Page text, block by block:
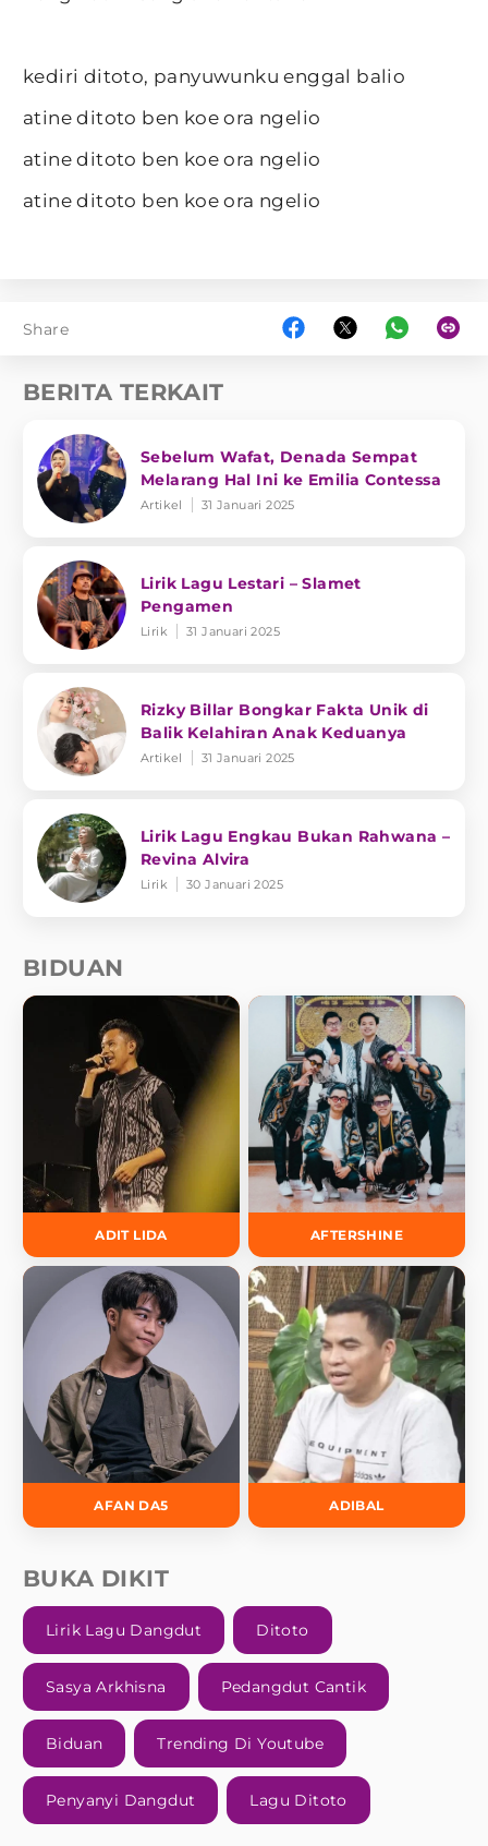
kediri ditoto, panyuwunku enggal balio
atine ditoto ben koe ora ngelio
atine ditoto ben koe ora ngelio
atine ditoto ben koe ora ngelio
Share
BERITA TERKAIT
Sebelum Wafat, Denada Sempat
Melarang Hal Ini ke Emilia Contessa
Artikel 31 Januari 2025
Lirik Lagu Lestari – Slamet
Pengamen
Lirik 31 Januari 2025
Rizky Billar Bongkar Fakta Unik di
Balik Kelahiran Anak Keduanya
Artikel 31 Januari 2025
Lirik Lagu Engkau Bukan Rahwana –
Revina Alvira
Lirik 30 Januari 2025
BIDUAN
ADIT LIDA AFTERSHINE
AFAN DA5 ADIBAL
BUKA DIKIT
Lirik Lagu Dangdut Ditoto
Sasya Arkhisna Pedangdut Cantik
Biduan Trending Di Youtube
Penyanyi Dangdut Lagu Ditoto